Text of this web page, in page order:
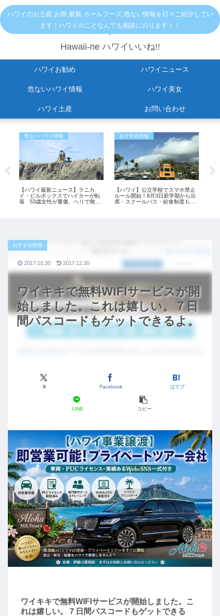
ハワイのお土産,お得,最新,ホールフーズ,危ない情報を日々ご紹介してい
ます！ハワイのことなんでも相談にのります！！
Hawaii-ne ハワイいいね!!
ハワイお勧め ハワイニュース
危ないハワイ情報 ハワイ美女
ハワイ土産 お問い合わせ
危ないハワイ情報
【ハワイ最新ニュース】ラニカ
イ・ピルボックスでハイカーが転
落 53歳女性が重傷、ヘリで救助
おすすめ情報
【ハワイ】公立学校でスマホ禁止
ルール開始！8月3日新学期から出
席・スクールバス・給食制度も変
ワイキキで無料WIFIサービスが開
始しました。これは嬉しい。７日
間パスコードもゲットできるよ。
おすすめ情報
X Facebook はてブ
LINE コピー
2017.10.30 2017.12.30
ワイキキで無料WIFIサービスが開始しました。こ
れは嬉しい。７日間パスコードもゲットできる